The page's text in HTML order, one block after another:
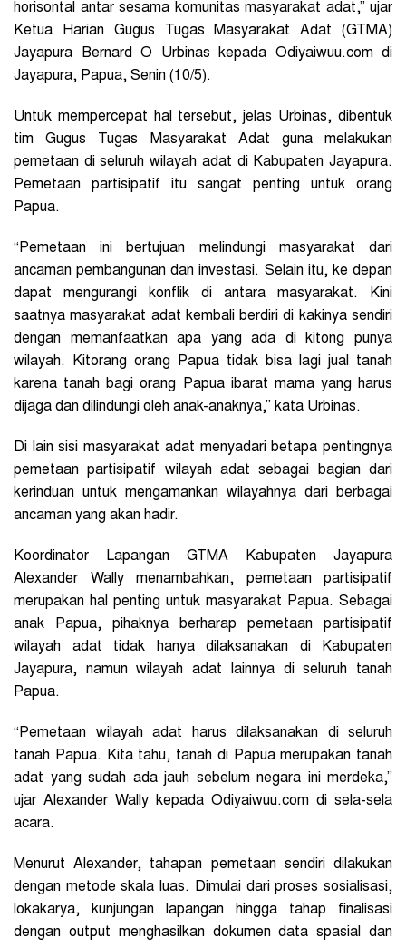
horisontal antar sesama komunitas masyarakat adat,” ujar
Ketua Harian Gugus Tugas Masyarakat Adat (GTMA)
Jayapura Bernard O Urbinas kepada Odiyaiwuu.com di
Jayapura, Papua, Senin (10/5).
Untuk mempercepat hal tersebut, jelas Urbinas, dibentuk
tim Gugus Tugas Masyarakat Adat guna melakukan
pemetaan di seluruh wilayah adat di Kabupaten Jayapura.
Pemetaan partisipatif itu sangat penting untuk orang
Papua.
“Pemetaan ini bertujuan melindungi masyarakat dari
ancaman pembangunan dan investasi. Selain itu, ke depan
dapat mengurangi konflik di antara masyarakat. Kini
saatnya masyarakat adat kembali berdiri di kakinya sendiri
dengan memanfaatkan apa yang ada di kitong punya
wilayah. Kitorang orang Papua tidak bisa lagi jual tanah
karena tanah bagi orang Papua ibarat mama yang harus
dijaga dan dilindungi oleh anak-anaknya,” kata Urbinas.
Di lain sisi masyarakat adat menyadari betapa pentingnya
pemetaan partisipatif wilayah adat sebagai bagian dari
kerinduan untuk mengamankan wilayahnya dari berbagai
ancaman yang akan hadir.
Koordinator Lapangan GTMA Kabupaten Jayapura
Alexander Wally menambahkan, pemetaan partisipatif
merupakan hal penting untuk masyarakat Papua. Sebagai
anak Papua, pihaknya berharap pemetaan partisipatif
wilayah adat tidak hanya dilaksanakan di Kabupaten
Jayapura, namun wilayah adat lainnya di seluruh tanah
Papua.
“Pemetaan wilayah adat harus dilaksanakan di seluruh
tanah Papua. Kita tahu, tanah di Papua merupakan tanah
adat yang sudah ada jauh sebelum negara ini merdeka,”
ujar Alexander Wally kepada Odiyaiwuu.com di sela-sela
acara.
Menurut Alexander, tahapan pemetaan sendiri dilakukan
dengan metode skala luas. Dimulai dari proses sosialisasi,
lokakarya, kunjungan lapangan hingga tahap finalisasi
dengan output menghasilkan dokumen data spasial dan